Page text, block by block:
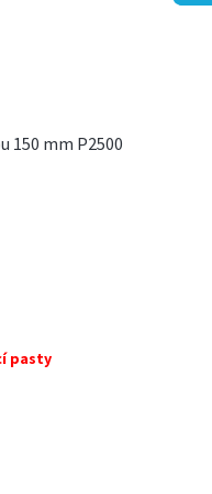
150 mm P2500
pasty